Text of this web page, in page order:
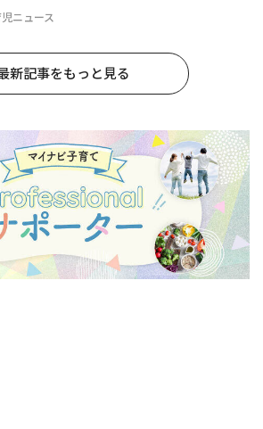
ニュース
新記事をもっと見る